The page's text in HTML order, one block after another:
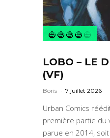
LOBO – LE
(VF)
Boris · 7 juillet 2026
Urban Comics
première partie du
parue en 2014, soit